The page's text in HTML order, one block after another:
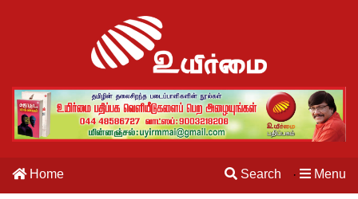
Home Search · Menu